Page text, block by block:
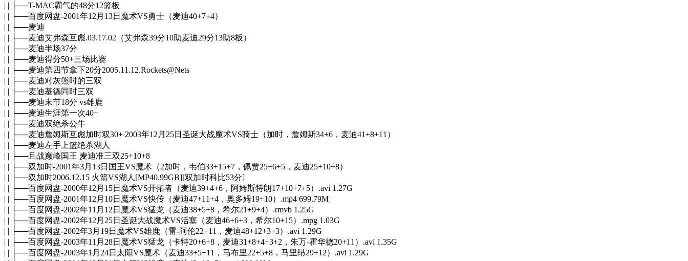
| | ├──T-MAC霸气的48分12篮板
| | ├──百度网盘-2001年12月13日魔术VS勇士（麦迪40+7+4）
| | ├──麦迪
| | ├──麦迪艾弗森互彪.03.17.02（艾弗森39分10助麦迪29分13助8板）
| | ├──麦迪半场37分
| | ├──麦迪得分50+三场比赛
| | ├──麦迪第四节拿下20分2005.11.12.Rockets@Nets
| | ├──麦迪对灰熊时的三双
| | ├──麦迪基德同时三双
| | ├──麦迪末节18分 vs雄鹿
| | ├──麦迪生涯第一次40+
| | ├──麦迪双绝杀公牛
| | ├──麦迪詹姆斯互彪加时双30+ 2003年12月25日圣诞大战魔术VS骑士（加时，詹姆斯34+6，麦迪41+8+11）
| | ├──麦迪左手上篮绝杀湖人
| | ├──且战巅峰国王 麦迪准三双25+10+8
| | ├──双加时-2001年3月13日国王VS魔术（2加时，韦伯33+15+7，佩贾25+6+5，麦迪25+10+8）
| | ├──双加时2006.12.15 火箭VS湖人[MP40.99GB][双加时科比53分]
| | ├──百度网盘-2000年12月15日魔术VS开拓者（麦迪39+4+6，阿姆斯特朗17+10+7+5）.avi 1.27G
| | ├──百度网盘-2001年12月10日魔术VS快传（麦迪47+11+4，奥多姆19+10）.mp4 699.79M
| | ├──百度网盘-2002年11月12日魔术VS猛龙（麦迪38+5+8，希尔21+9+4）.rmvb 1.25G
| | ├──百度网盘-2002年12月25日圣诞大战魔术VS活塞（麦迪46+6+3，希尔10+15）.mpg 1.03G
| | ├──百度网盘-2002年3月19日魔术VS雄鹿（雷-阿伦22+11，麦迪48+12+3+3）.avi 1.29G
| | ├──百度网盘-2003年11月28日魔术VS猛龙（卡特20+6+8，麦迪31+8+4+3+2，朱万-霍华德20+11）.avi 1.35G
| | ├──百度网盘-2003年1月24日太阳VS魔术（麦迪33+5+11，马布里22+5+8，马里昂29+12）.avi 1.29G